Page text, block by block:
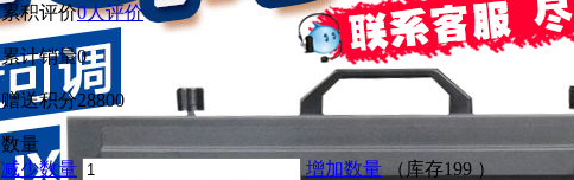
累积评价0人评价
累计销量0
赠送积分28800
数量
减少数量
增加数量 （库存199 ）